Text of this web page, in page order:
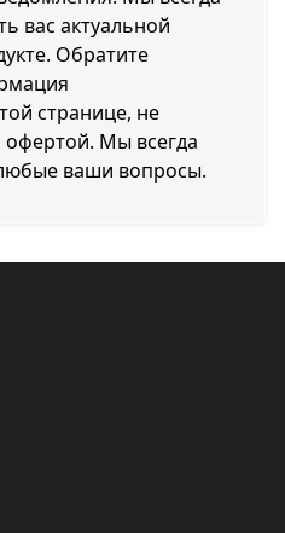
вас актуальной
Обратите
странице, не
Мы всегда
ваши вопросы.